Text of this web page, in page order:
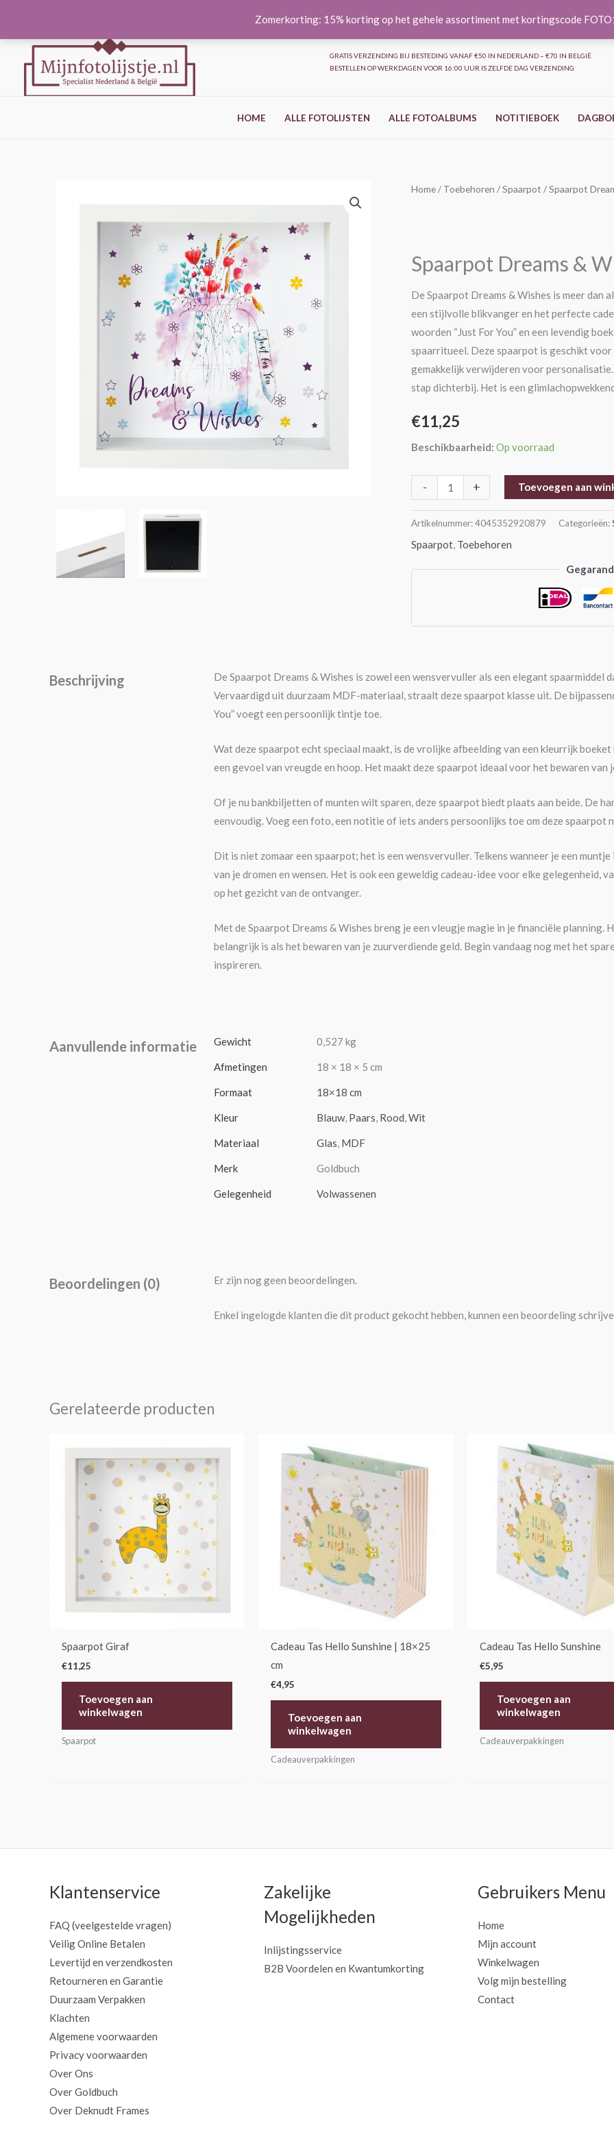
Zomerkorting: 15% korting op het gehele assortiment met kortingscode
inhoud
GRATIS VERZENDING BIJ BESTEDING VANAF €50 IN NEDERLAND – €70 IN BELGIË
BESTELLEN OP WERKDAGEN VOOR 16:00 UUR IS ZELFDE DAG VERZENDING
HOME ALLE FOTOLIJSTEN ALLE FOTOALBUMS NOTITIEBOEK
Home/ Toebehoren /Spaarpot / Spaarpot
Spaarpot Dreams &
De Spaarpot Dreams & Wishes is meer dan
een stijlvolle blikvanger en het perfecte
woorden “Just For You” en een levendig
spaarritueel. Deze spaarpot is geschikt
gemakkelijk verwijderen voor
stap dichterbij. Het is een
€11,25
Beschikbaarheid: Op voorraad
-
Spaarpot
aantal
+ Toevoegen aan
Artikelnummer:4045352920879 Categorieën:
Spaarpot, Toebehoren
Beschrijving
De Spaarpot Dreams & Wishes is zowel een wensvervuller als een elegant spaarmiddel
Vervaardigd uit duurzaam MDF-materiaal, straalt deze spaarpot klasse uit. De
You” voegt een persoonlijk tintje toe.
Wat deze spaarpot echt speciaal maakt, is de vrolijke afbeelding van een kleurrijk
een gevoel van vreugde en hoop. Het maakt deze spaarpot ideaal voor het bewaren van
Of je nu bankbiljetten of munten wilt sparen, deze spaarpot biedt plaats aan beide. De
eenvoudig. Voeg een foto, een notitie of iets anders persoonlijks toe om deze spaarpot
Dit is niet zomaar een spaarpot; het is een wensvervuller. Telkens wanneer je een
van je dromen en wensen. Het is ook een geweldig cadeau-idee voor elke
op het gezicht van de ontvanger.
Met de Spaarpot Dreams & Wishes breng je een vleugje magie in je financiële
belangrijk is als het bewaren van je zuurverdiende geld. Begin vandaag nog met het
inspireren.
Aanvullende informatie Gewicht 0,527 kg
Afmetingen 18 × 18 × 5 cm
Formaat 18×18 cm
Kleur Blauw, Paars Rood Wit
Materiaal Glas MDF
Merk Goldbuch
Gelegenheid Volwassenen
Beoordelingen (0) Er zijn nog geen beoordelingen.
Enkel ingelogde klanten die dit product gekocht hebben, kunnen een beoordeling
Gerelateerde producten
Spaarpot Giraf
€11,25
Toevoegen aan
winkelwagen
Spaarpot
Cadeau Tas Hello Sunshine | 18×25
cm
€4,95
Toevoegen aan
winkelwagen
Cadeauverpakkingen
Cadeau Tas Hello Sunshine
€5,95
Toevoegen aan
winkelwagen
Cadeauverpakkingen
Klantenservice
FAQ (veelgestelde vragen)
Veilig Online Betalen
Levertijd en verzendkosten
Retourneren en Garantie
Duurzaam Verpakken
Klachten
Algemene voorwaarden
Privacy voorwaarden
Over Ons
Over Goldbuch
Over Deknudt Frames
Zakelijke
Mogelijkheden
Inlijstingsservice
B2B Voordelen en Kwantumkorting
Gebruikers Menu
Home
Mijn account
Winkelwagen
Volg mijn bestelling
Contact